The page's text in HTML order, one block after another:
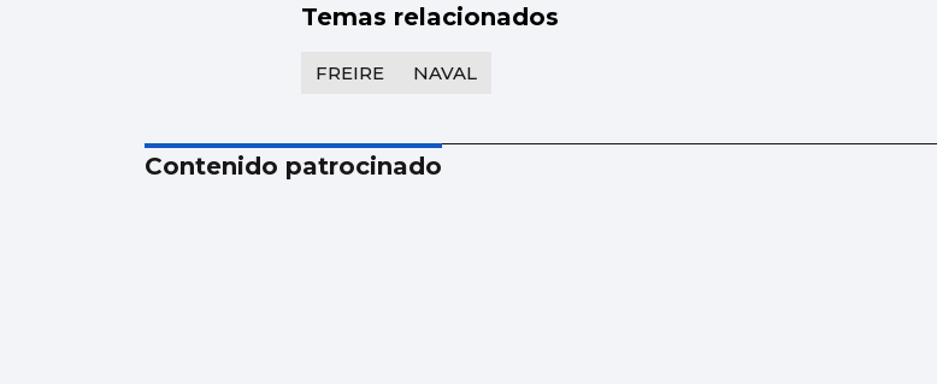
Temas relacionados
FREIRE NAVAL
Contenido patrocinado